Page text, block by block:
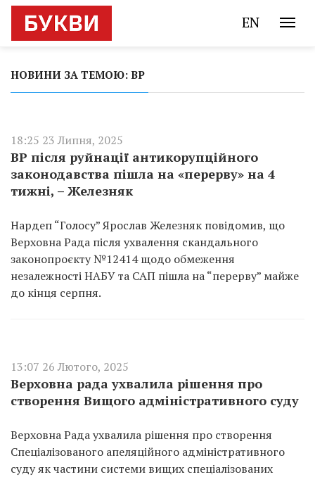
EN
НОВИНИ ЗА ТЕМОЮ: ВР
18:25 23 Липня, 2025
ВР після руйнації антикорупційного
законодавства пішла на «перерву» на 4
тижні, – Железняк
Нардеп “Голосу” Ярослав Железняк повідомив, що
Верховна Рада після ухвалення скандального
законопроєкту №12414 щодо обмеження
незалежності НАБУ та САП пішла на “перерву” майже
до кінця серпня.
13:07 26 Лютого, 2025
Верховна рада ухвалила рішення про
створення Вищого адміністративного суду
Верховна Рада ухвалила рішення про створення
Спеціалізованого апеляційного адміністративного
суду як частини системи вищих спеціалізованих